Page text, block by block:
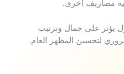
مصاريف أخرى.
يؤثر على جمال وترتيب
لتحسين المظهر العام.